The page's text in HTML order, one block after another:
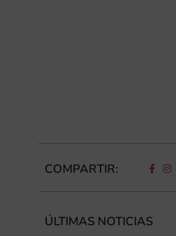
COMPARTIR:
ÚLTIMAS NOTICIAS